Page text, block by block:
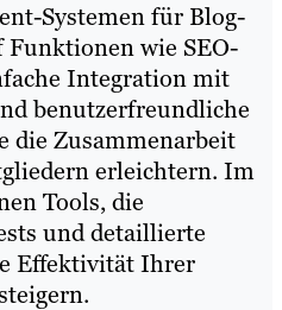
Systemen für Blog-
Funktionen wie SEO-
Integration mit
benutzerfreundliche
die Zusammenarbeit
erleichtern. Im
Tools, die
und detaillierte
Effektivität Ihrer